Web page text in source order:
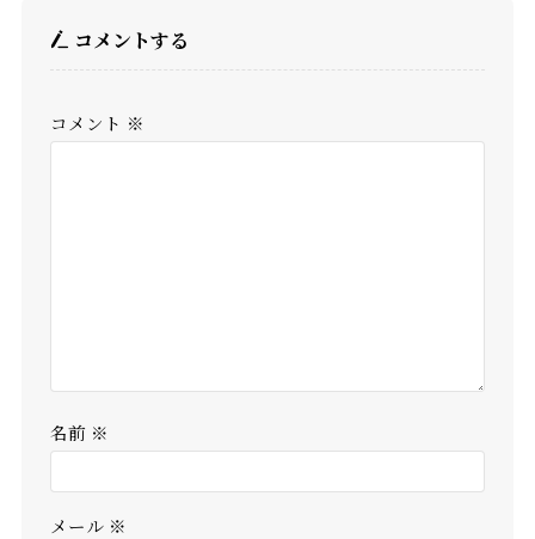
コメントする
コメント ※
名前 ※
メール ※